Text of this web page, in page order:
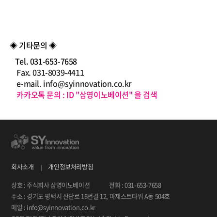
◈기타문의◈
Tel. 031-653-7658
Fax. 031-8039-4411
e-mail. info@syinnovation.co.kr
카카오톡문의 : ID"삼영이노베이션"을 검색
회사소개
개인정보처리방침
상호 : 주식회사 삼영이노베이션
전화 : 031-653-7658
주소 : 경기도 평택시 산단로 16번길 12, 마제스트타워 A동 504호
메일 : info@syinnovation.co.kr